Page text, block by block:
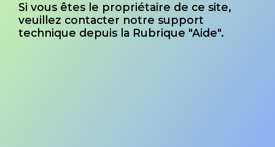
Si vous êtes le propriétaire de ce site,
veuillez contacter notre support
technique depuis la Rubrique "Aide".